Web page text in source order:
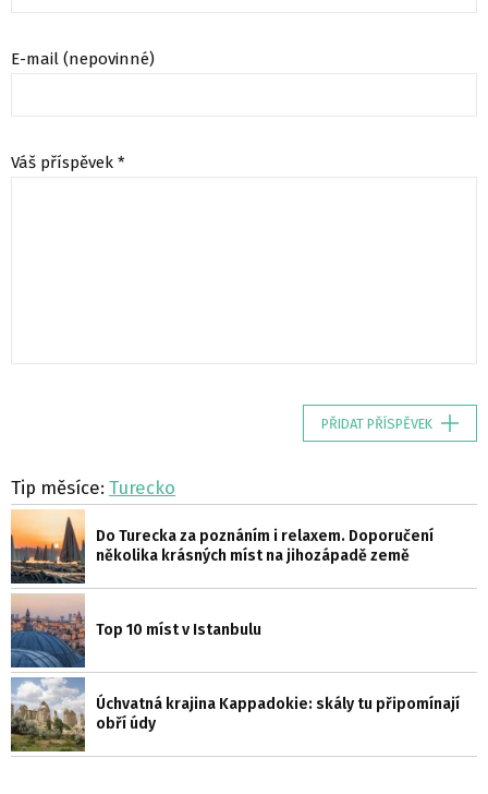
E-mail (nepovinné)
Váš příspěvek *
PŘIDAT PŘÍSPĚVEK
Tip měsíce: Turecko
Do Turecka za poznáním i relaxem. Doporučení
několika krásných míst na jihozápadě země
Top 10 míst v Istanbulu
Úchvatná krajina Kappadokie: skály tu připomínají
obří údy